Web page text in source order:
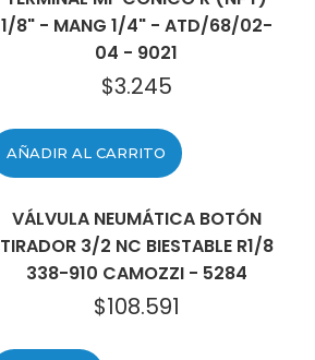
1/8" - MANG 1/4" - ATD/68/02-
04 - 9021
$3.245
AÑADIR AL CARRITO
VÁLVULA NEUMÁTICA BOTÓN
TIRADOR 3/2 NC BIESTABLE R1/8
338-910 CAMOZZI - 5284
$108.591